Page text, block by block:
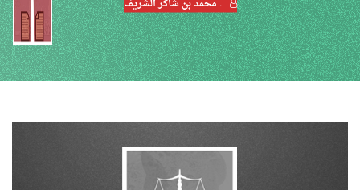
. محمد بن شاكر الشريف